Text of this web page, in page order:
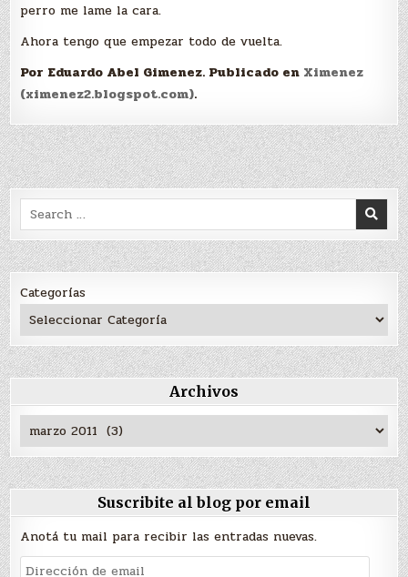
perro me lame la cara.
Ahora tengo que empezar todo de vuelta.
Por Eduardo Abel Gimenez. Publicado en Ximenez
(ximenez2.blogspot.com).
Search
for:
Categorías
Archivos
Archivos
Suscribite al blog por email
Anotá tu mail para recibir las entradas nuevas.
Dirección